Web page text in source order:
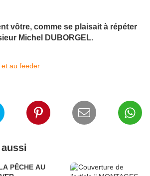
vôtre, comme se plaisait à répéter
Michel DUBORGEL.
au feeder
PÊCHE AU